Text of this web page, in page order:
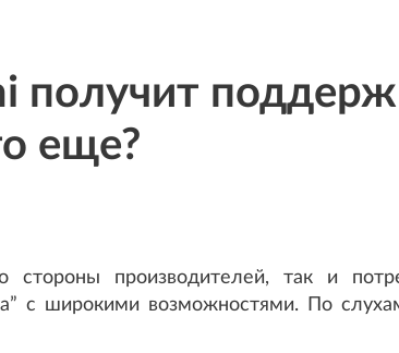
получит
еще?
производителей, так и
с широкими возможностями. По